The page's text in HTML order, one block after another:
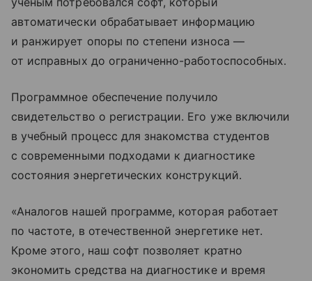
автоматически обрабатывает информацию
и ранжирует опоры по степени износа —
от исправных до ограниченно-работоспособных.
Программное обеспечение получило
свидетельство о регистрации. Его уже включили
в учебный процесс для знакомства студентов
с современными подходами к диагностике
состояния энергетических конструкций.
«Аналогов нашей программе, которая работает
по частоте, в отечественной энергетике нет.
Кроме этого, наш софт позволяет кратно
экономить средства на диагностике и время